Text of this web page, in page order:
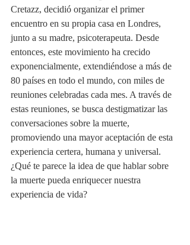
Cretazz, decidió organizar el primer
encuentro en su propia casa en Londres,
junto a su madre, psicoterapeuta. Desde
entonces, este movimiento ha crecido
exponencialmente, extendiéndose a más de
80 países en todo el mundo, con miles de
reuniones celebradas cada mes. A través de
estas reuniones, se busca destigmatizar las
conversaciones sobre la muerte,
promoviendo una mayor aceptación de esta
experiencia certera, humana y universal.
¿Qué te parece la idea de que hablar sobre
la muerte pueda enriquecer nuestra
experiencia de vida?